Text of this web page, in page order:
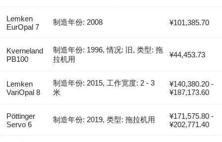
Lemken
EurOpal 7
制造年份: 2008 ¥101,385.70
Kverneland
PB100
制造年份: 1996, 情况: 旧, 类型: 拖
拉机用
¥44,453.73
Lemken
VariOpal 8
制造年份: 2015, 工作宽度: 2 - 3
米
¥140,380.20 -
¥187,173.60
Pöttinger
Servo 6
制造年份: 2019, 类型: 拖拉机用
¥171,575.80 -
¥202,771.40